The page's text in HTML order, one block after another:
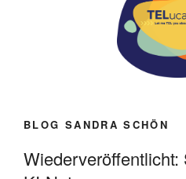
BLOG SANDRA SCHÖN